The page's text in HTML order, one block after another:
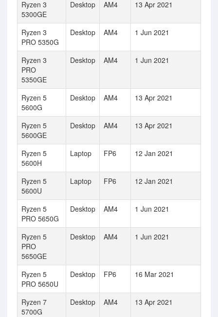
Ryzen 3
5300GE
Desktop AM4 13 Apr 2021
Ryzen 3
PRO 5350G
Desktop AM4 1 Jun 2021
Ryzen 3
PRO
5350GE
Desktop AM4 1 Jun 2021
Ryzen 5
5600G
Desktop AM4 13 Apr 2021
Ryzen 5
5600GE
Desktop AM4 13 Apr 2021
Ryzen 5
5600H
Laptop FP6 12 Jan 2021
Ryzen 5
5600U
Laptop FP6 12 Jan 2021
Ryzen 5
PRO 5650G
Desktop AM4 1 Jun 2021
Ryzen 5
PRO
5650GE
Desktop AM4 1 Jun 2021
Ryzen 5
PRO 5650U
Desktop FP6 16 Mar 2021
Ryzen 7
5700G
Desktop AM4 13 Apr 2021